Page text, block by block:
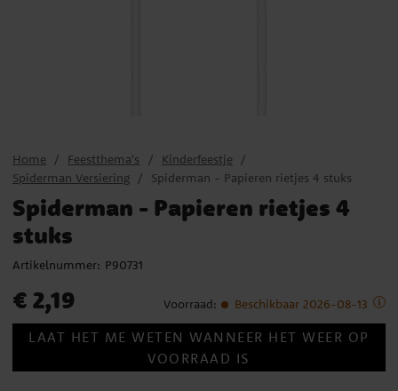
Home Feestthema's
Kinderfeestje
Spiderman Versiering
Spiderman - Papieren rietjes 4 stuks
Spiderman - Papieren rietjes 4
stuks
Artikelnummer: P90731
Prijs: € 2,19
€ 2,19 Voorraad: Beschikbaar 2026-08-13
LAAT HET ME WETEN WANNEER HET WEER OP
VOORRAAD IS